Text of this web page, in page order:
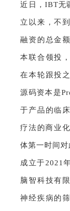
近日，IBT无
立以来，不
融资的总金
本联合领投
在本轮跟投
源码资本是
于产品的临
疗法的商业
体第一时间对
成立于2021
脑智科技有
神经疾病的